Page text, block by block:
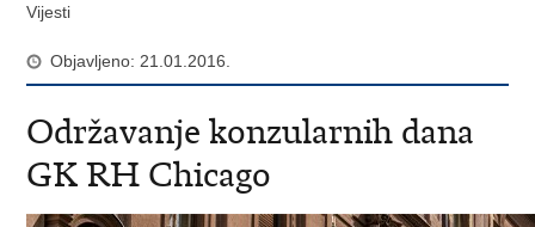
Vijesti
Objavljeno: 21.01.2016.
Održavanje konzularnih dana
GK RH Chicago